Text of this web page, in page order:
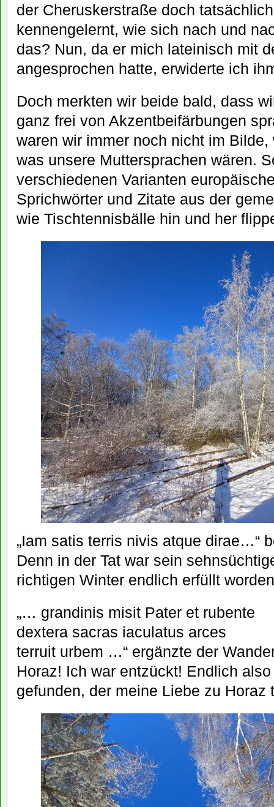
der Cheruskerstraße doch
kennengelernt, wie sich nach und
das? Nun, da er mich lateinisch mit
angesprochen hatte, erwiderte ich
Doch merkten wir beide bald, dass
ganz frei von Akzentbeifärbungen
waren wir immer noch nicht im
was unsere Muttersprachen wären.
verschiedenen Varianten
Sprichwörter und Zitate aus der
wie Tischtennisbälle hin und her
„Iam satis terris nivis atque dirae…“
Denn in der Tat war sein
richtigen Winter endlich erfüllt
„… grandinis misit Pater et rubente
dextera sacras iaculatus arces
terruit urbem …“ ergänzte der
Horaz! Ich war entzückt! Endlich
gefunden, der meine Liebe zu Horaz